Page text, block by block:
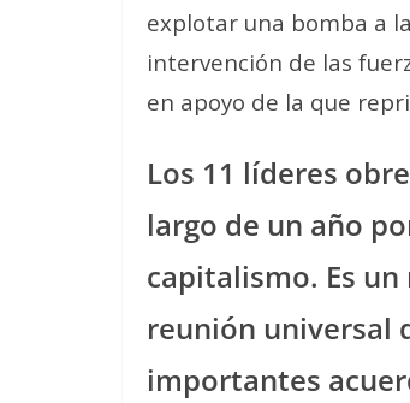
explotar una bomba a
intervención de las
en apoyo de la que
Los 11 líderes
largo de un año
capitalismo. Es
reunión universal
importantes